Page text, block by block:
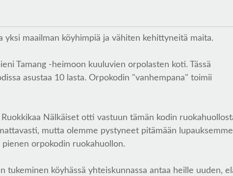
yksi maailman köyhimpiä ja vähiten kehittyneitä maita.
Tamang -heimoon kuuluvien orpolasten koti. Tässä
asustaa 10 lasta. Orpokodin "vanhempana" toimii
Nälkäiset otti vastuun tämän kodin
mutta olemme pystyneet pitämään
orpokodin ruokahuollon.
tukeminen köyhässä yhteiskunnassa antaa heille uuden,